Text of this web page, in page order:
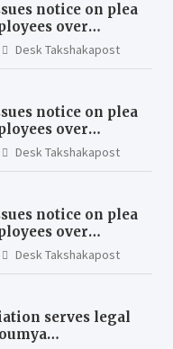
notice on plea
over
Desk Takshakapost
notice on plea
over
Desk Takshakapost
notice on plea
over
Desk Takshakapost
serves legal